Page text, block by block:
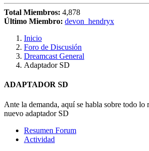
Total Miembros: 4,878
Último Miembro: devon_hendryx
Inicio
Foro de Discusión
Dreamcast General
Adaptador SD
ADAPTADOR SD
Ante la demanda, aquí se habla sobre todo lo
nuevo adaptador SD
Resumen Forum
Actividad